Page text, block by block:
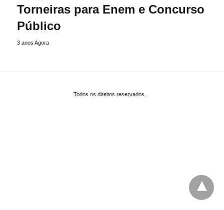
Torneiras para Enem e Concurso
Público
3 anos Agora
Todos os direitos reservados.